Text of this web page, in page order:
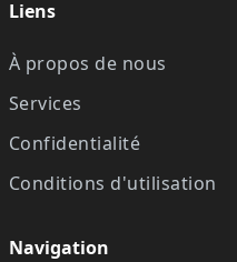
Liens
À propos de nous
Services
Confidentialité
Conditions d'utilisation
Navigation